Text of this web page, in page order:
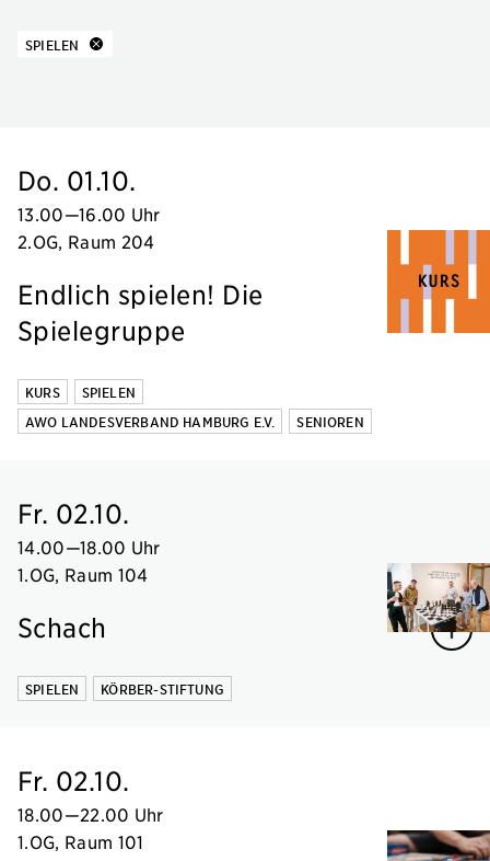
10 Ergebnisse
SPIELEN
Do. 01.10.
13.00—16.00 Uhr
2.OG, Raum 204
Endlich spielen! Die
Spielegruppe
KURS
SPIELEN
AWO LANDESVERBAND HAMBURG E.V.
SENIOREN
Fr. 02.10.
14.00—18.00 Uhr
1.OG, Raum 104
Schach
SPIELEN KÖRBER-STIFTUNG
Fr. 02.10.
18.00—22.00 Uhr
1.OG, Raum 101